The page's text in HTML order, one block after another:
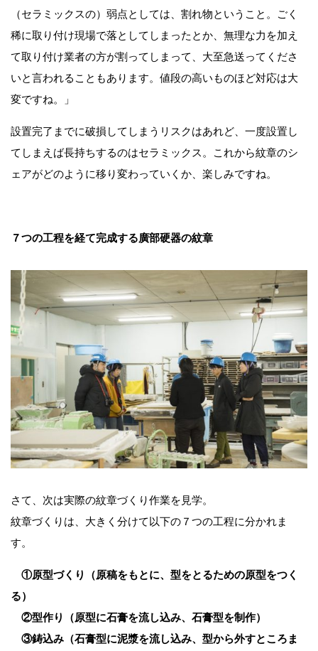
（セラミックスの）弱点としては、割れ物ということ。ごく
稀に取り付け現場で落としてしまったとか、無理な力を加え
て取り付け業者の方が割ってしまって、大至急送ってくださ
いと言われることもあります。値段の高いものほど対応は大
変ですね。」
設置完了までに破損してしまうリスクはあれど、一度設置し
てしまえば長持ちするのはセラミックス。これから紋章のシ
ェアがどのように移り変わっていくか、楽しみですね。
７つの工程を経て完成する廣部硬器の紋章
さて、次は実際の紋章づくり作業を見学。
紋章づくりは、大きく分けて以下の７つの工程に分かれま
す。
①原型づくり（原稿をもとに、型をとるための原型をつく
る）
②型作り（原型に石膏を流し込み、石膏型を制作）
③鋳込み（石膏型に泥漿を流し込み、型から外すところま